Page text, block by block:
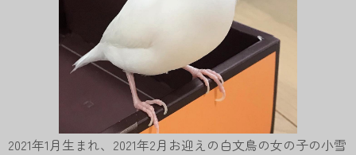
2021年1月生まれ、2021年2月お迎えの白文鳥の女の子の小雪